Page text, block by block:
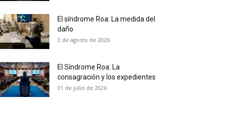
y recibe todas las
de daños en tu correo
and receive all the news
in your email.
El síndrome Roa: La medida del
daño
3 de agosto de 2026
El Síndrome Roa: La
consagración y los expedientes
31 de julio de 2026